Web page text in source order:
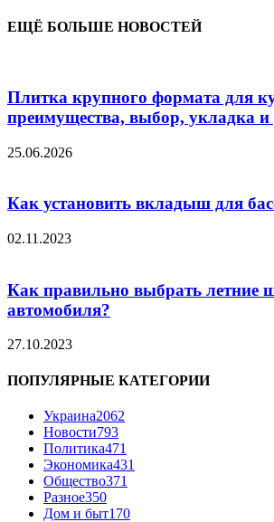
ЕЩЁ БОЛЬШЕ НОВОСТЕЙ
Плитка крупного формата для
преимущества, выбор, укладка и
25.06.2026
Как установить вкладыш для
02.11.2023
Как правильно выбрать летние
автомобиля?
27.10.2023
ПОПУЛЯРНЫЕ КАТЕГОРИИ
Украина2062
Новости793
Политика471
Экономика431
Общество371
Разное350
Дом и быт170